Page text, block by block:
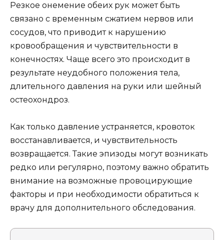
Резкое онемение обеих рук может быть
связано с временным сжатием нервов или
сосудов, что приводит к нарушению
кровообращения и чувствительности в
конечностях. Чаще всего это происходит в
результате неудобного положения тела,
длительного давления на руки или шейный
остеохондроз.
Как только давление устраняется, кровоток
восстанавливается, и чувствительность
возвращается. Такие эпизоды могут возникать
редко или регулярно, поэтому важно обратить
внимание на возможные провоцирующие
факторы и при необходимости обратиться к
врачу для дополнительного обследования.